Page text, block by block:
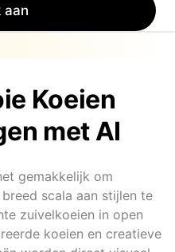
aan
Koeien
met AI
gemakkelijk om
scala aan stijlen te
zuivelkoeien in open
koeien en creatieve